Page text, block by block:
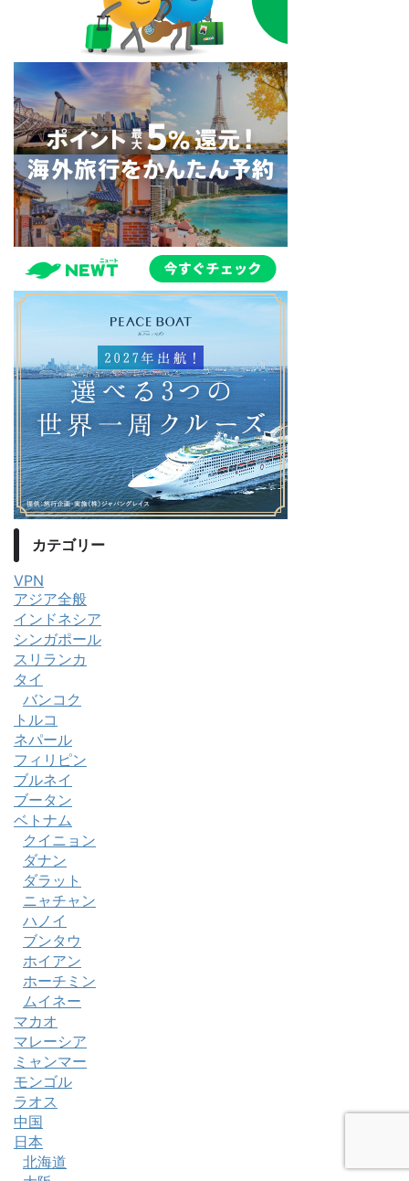
カテゴリー
VPN
アジア全般
インドネシア
シンガポール
スリランカ
タイ
バンコク
トルコ
ネパール
フィリピン
ブルネイ
ブータン
ベトナム
クイニョン
ダナン
ダラット
ニャチャン
ハノイ
ブンタウ
ホイアン
ホーチミン
ムイネー
マカオ
マレーシア
ミャンマー
モンゴル
ラオス
中国
日本
北海道